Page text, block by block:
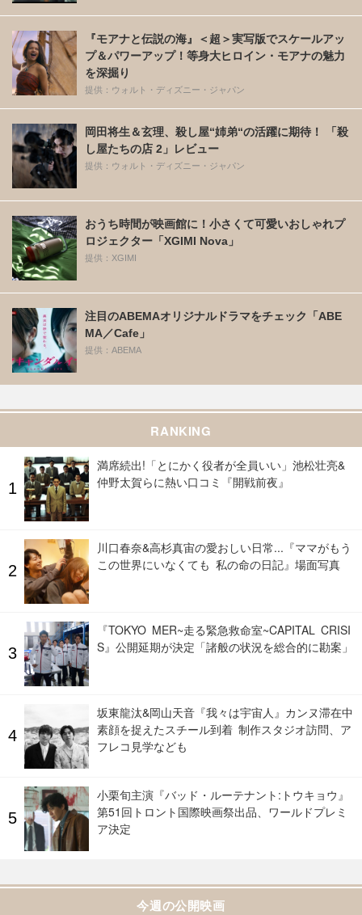
『モアナと伝説の海』＜超＞実写版でスケールアッ
プ＆パワーアップ！等身大ヒロイン・モアナの魅力
を深掘り
提供：ウォルト・ディズニー・ジャパン
岡田将生＆玄理、殺し屋“姉弟“の活躍に期待！ 「殺
し屋たちの店 2」レビュー
提供：ウォルト・ディズニー・ジャパン
おうち時間が映画館に！小さくて可愛いおしゃれプ
ロジェクター「XGIMI Nova」
提供：XGIMI
注目のABEMAオリジナルドラマをチェック「ABE
MA／Cafe」
提供：ABEMA
RANKING
満席続出!「とにかく役者が全員いい」池松壮亮&
仲野太賀らに熱い口コミ『開戦前夜』
川口春奈&高杉真宙の愛おしい日常...『ママがもう
この世界にいなくても 私の命の日記』場面写真
『TOKYO MER~走る緊急救命室~CAPITAL CRISI
S』公開延期が決定「諸般の状況を総合的に勘案」
坂東龍汰&岡山天音『我々は宇宙人』カンヌ滞在中
素顔を捉えたスチール到着 制作スタジオ訪問、ア
フレコ見学なども
小栗旬主演『バッド・ルーテナント:トウキョウ』
第51回トロント国際映画祭出品、ワールドプレミ
ア決定
今週の公開映画